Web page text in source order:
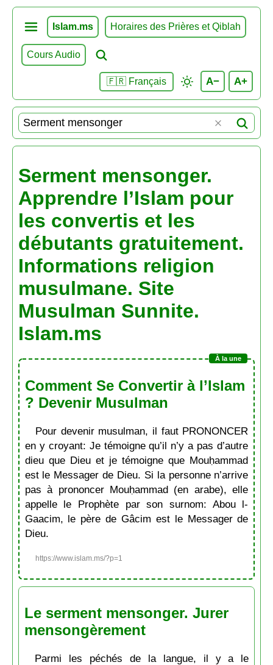
Islam.ms Horaires des Prières et Qiblah
Cours Audio
🇫🇷 Français A− A+
Serment mensonger.
Apprendre l’Islam pour
les convertis et les
débutants gratuitement.
Informations religion
musulmane. Site
Musulman Sunnite.
Islam.ms
Comment Se Convertir à l’Islam
? Devenir Musulman
Pour devenir musulman, il faut PRONONCER
en y croyant: Je témoigne qu’il n’y a pas d’autre
dieu que Dieu et je témoigne que Mouḥammad
est le Messager de Dieu. Si la personne n’arrive
pas à prononcer Mouḥammad (en arabe), elle
appelle le Prophète par son surnom: Abou l-
Gaacim, le père de Gâcim est le Messager de
Dieu.
https://www.islam.ms/?p=1
Le serment mensonger. Jurer
mensongèrement
Parmi les péchés de la langue, il y a le